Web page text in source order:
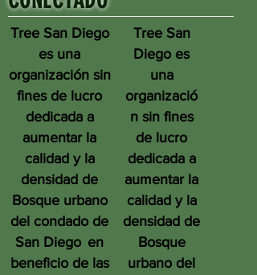
Tree San Diego
es una
organización sin
fines de lucro
dedicada a
aumentar la
calidad y la
densidad de
Bosque urbano
del condado de
San Diego en
beneficio de las
Tree San
Diego es
una
organizació
n sin fines
de lucro
dedicada a
aumentar la
calidad y la
densidad de
Bosque
urbano del